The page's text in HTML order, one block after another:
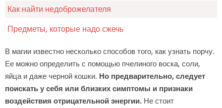
Как найти недоброжелателя
Предметы, которые надо сжечь
В магии известно несколько способов того, как узнать порчу.
Ее можно определить с помощью пчелиного воска, соли,
яйца и даже черной кошки. Но предварительно, следует
поискать у себя или близких симптомы и признаки
воздействия отрицательной энергии. Не стоит